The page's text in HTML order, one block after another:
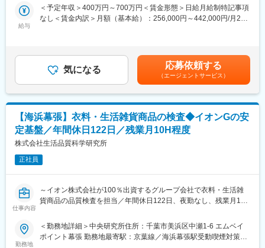
という方は是非ご応募ください。
労務・不動産・事業承継コンサルティングなどを展開しておりま
す。
2019年社長が交代し41歳の社長のもとで、業種業態問わず様々な
お客様に、より高品質なサービスを提供しています。またテレワ
ークを積極的に導入し、従業員の働き方改革と生産性向上を推進
しています。
変更の範囲：会社の定める業務
■業務内容詳細：
製品の設計から販売に至るまで、安全性・機能性・快適性など多
造されているか等、お客さま視点で確認・改善提案を行います。
取扱商品：衣料品や服飾品（鞄、手袋、帽子、傘、ベルトな
ど）、ホームファッションの繊維製品（寝具、タオル、スリッパ
■業務の特徴：
◎当社は、イオン株式会社が100％出資するグループ会社です。
グループ共通の福利厚生／定年60歳、65歳までの継続雇用等充実
の制度があります。
ア各国でも名の通ったブランドを品質管理・品質保証の側面から
支えています。イオングループ全体の品質向上を担う会社でもあ
影響範囲は非常に大きくやりがいにも繋がる仕事です。
◎各種制度や福利厚生、研修も充実しています。
■組織構成：
部長（50代男性）、管理職（男性3名）、スタッフ（男性3名、女
給与
＜予定年収＞400万円～700万円＜賃金形態＞日給月給制特記事項
なし＜賃金内訳＞月額（基本給）：256,000円～442,000円/月21
目安の金額であり、選考を通じて上下する可能性があります。月
給(月額)は固定手当を含めた表記です。
気になる 応募依頼する
（エージェントサービス）
【海浜幕張】衣料・生活雑貨商品の検査◆イオンGの安
定基盤／年間休日122日／残業月10H程度
株式会社生活品質科学研究所
正社員
仕事内容
～イオン株式会社が100％出資するグループ会社で衣料・生活雑
貨商品の品質検査を担当／年間休日122日、夜勤なし、残業月10
■業務内容
トップバリュなどイオングループで販売する繊維製品の検査・分
勤務地
＜勤務地詳細＞中央研究所住所：千葉市美浜区中瀬1-6 エムベイ
ポイント幕張 勤務地最寄駅：京葉線／海浜幕張駅受動喫煙対策：